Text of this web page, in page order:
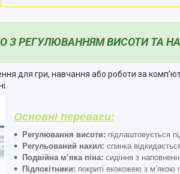
З РЕГУЛЮВАННЯМ ВИСОТИ ТА
для гри, навчання або роботи за
Основні переваги:
Регулювання висоти: підлаштовується
Регульований нахил: спинка
Подвійна м’яка піна: сидіння з
Підлокітники: покриті екокожею з м’якою